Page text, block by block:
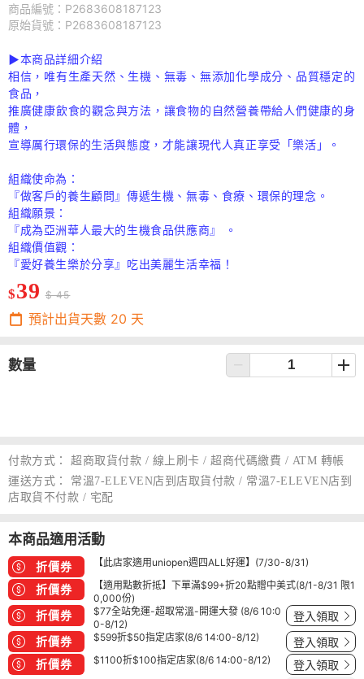
商品編號：P2683608187123
原始貨號：P2683608187123
▶本商品詳細介紹
相信，唯有生產天然、生機、無毒、無添加化學成分、品質穩定的
食品，
推廣健康飲食的觀念與方法，讓食物的自然營養帶給人們健康的身
體，
宣導厲行環保的生活與態度，才能讓現代人真正享受「樂活」。
組織使命為：
『做客戶的養生顧問』傳遞生機、無毒、食療、環保的理念。
組織願景：
『成為亞洲華人最大的生機食品供應商』 。
組織價值觀：
『愛好養生樂於分享』吃出美麗生活幸福！
$39 $ 45
預計出貨天數 20 天
數量
付款方式：
超商取貨付款 / 線上刷卡 / 超商代碼繳費 / ATM 轉帳
運送方式：
常溫7-ELEVEN店到店取貨付款 / 常溫7-ELEVEN店到
店取貨不付款 / 宅配
本商品適用活動
折價券 【此店家適用uniopen週四ALL好運】(7/30-8/31)
折價券
【適用點數折抵】下單滿$99+折20點贈中美式(8/1-8/31 限1
0,000份)
折價券
$77全站免運-超取常溫-開運大發 (8/6 10:0
0-8/12)
登入領取
折價券 $599折$50指定店家(8/6 14:00-8/12) 登入領取
折價券 $1100折$100指定店家(8/6 14:00-8/12) 登入領取